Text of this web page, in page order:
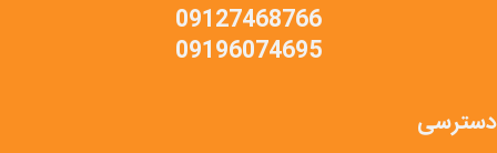
09127468766
09196074695
دسترسی